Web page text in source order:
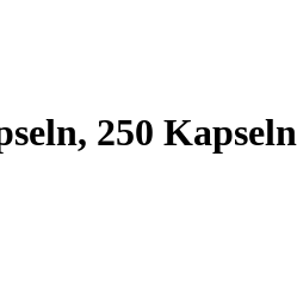
250 Kapseln